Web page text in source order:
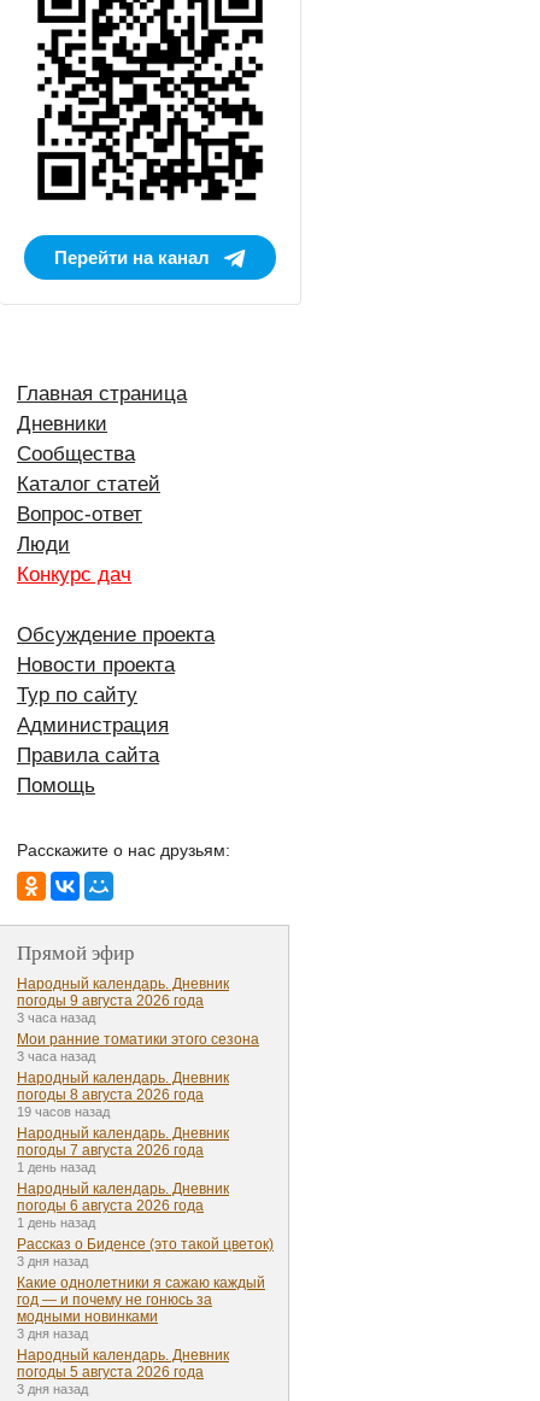
Перейти на канал
Главная страница
Дневники
Сообщества
Каталог статей
Вопрос-ответ
Люди
Конкурс дач
Обсуждение проекта
Новости проекта
Тур по сайту
Администрация
Правила сайта
Помощь
Расскажите о нас друзьям:
Прямой эфир
Народный календарь. Дневник
погоды 9 августа 2026 года
3 часа назад
Мои ранние томатики этого сезона
3 часа назад
Народный календарь. Дневник
погоды 8 августа 2026 года
19 часов назад
Народный календарь. Дневник
погоды 7 августа 2026 года
1 день назад
Народный календарь. Дневник
погоды 6 августа 2026 года
1 день назад
Рассказ о Биденсе (это такой цветок)
3 дня назад
Какие однолетники я сажаю каждый
год — и почему не гонюсь за
модными новинками
3 дня назад
Народный календарь. Дневник
погоды 5 августа 2026 года
3 дня назад